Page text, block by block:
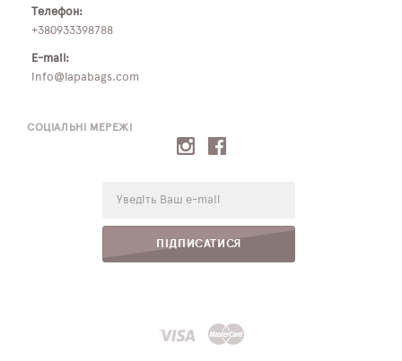
СОЦІАЛЬНІ МЕРЕЖІ
ПІДПИСАТИСЯ
Телефон:
+380933398788
E-mail:
info@lapabags.com